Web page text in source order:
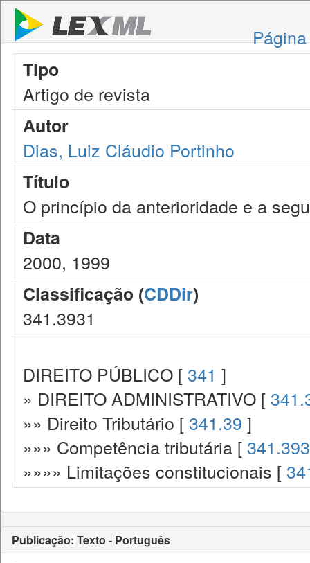
Tipo
Artigo de revista
Autor
Dias, Luiz Cláudio Portinho
Título
O princípio da anterioridade e a
Data
2000, 1999
Classificação (CDDir)
341.3931
DIREITO PÚBLICO [ 341 ]
» DIREITO ADMINISTRATIVO [
»» Direito Tributário [ 341.39 ]
»»» Competência tributária [ 341.393
»»»» Limitações constitucionais [
Publicação: Texto - Português